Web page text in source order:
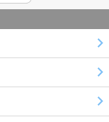
求書の発行が可能
い合わせの対応が出
問い合わせにつき
たします。